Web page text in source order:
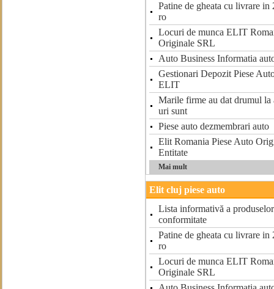
Patine de gheata cu livrare in
ro
Locuri de munca ELIT
Originale SRL
Auto Business Informatia
Gestionari Depozit Piese
ELIT
Marile firme au dat drumul la
uri sunt
Piese auto dezmembrari auto
Elit Romania Piese Auto
Entitate
Mai mult
Elit cluj piese auto
Lista informativă a
conformitate
Patine de gheata cu livrare in
ro
Locuri de munca ELIT
Originale SRL